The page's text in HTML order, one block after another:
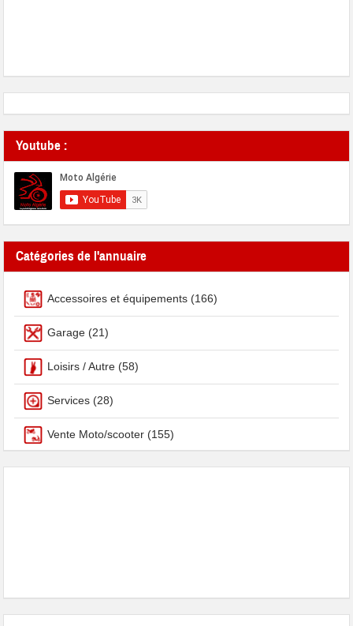
Youtube :
Catégories de l'annuaire
Accessoires et équipements (166)
Garage (21)
Loisirs / Autre (58)
Services (28)
Vente Moto/scooter (155)